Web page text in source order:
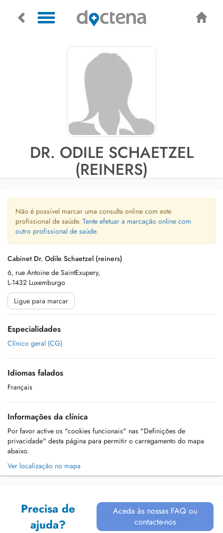
DR. ODILE SCHAETZEL
(REINERS)
Não é possível marcar uma consulta online com este
profissional de saúde. Tente efetuar a marcação online com
outro profissional de saúde.
Cabinet Dr. Odile Schaetzel (reiners)
6, rue Antoine de SaintExupery,
L-1432 Luxemburgo
Ligue para marcar
Especialidades
Clínico geral (CG)
Idiomas falados
Français
Informações da clínica
Por favor active os "cookies funcionais" nas "Definições de
privacidade" desta página para permitir o carregamento do mapa
abaixo.
Ver localização no mapa
Precisa de
ajuda?
Aceda às nossas FAQ ou
contacte-nos